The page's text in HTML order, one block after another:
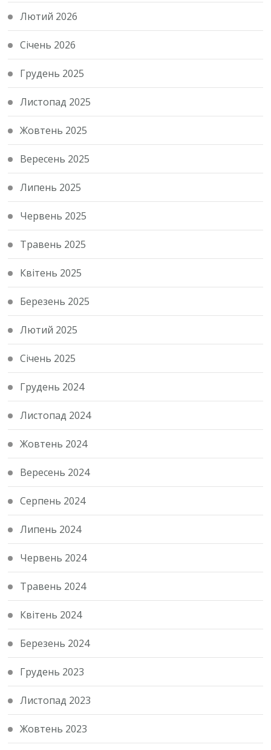
Лютий 2026
Січень 2026
Грудень 2025
Листопад 2025
Жовтень 2025
Вересень 2025
Липень 2025
Червень 2025
Травень 2025
Квітень 2025
Березень 2025
Лютий 2025
Січень 2025
Грудень 2024
Листопад 2024
Жовтень 2024
Вересень 2024
Серпень 2024
Липень 2024
Червень 2024
Травень 2024
Квітень 2024
Березень 2024
Грудень 2023
Листопад 2023
Жовтень 2023